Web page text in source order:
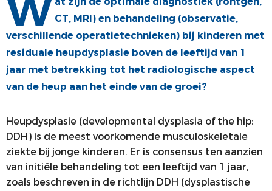
ALV
PRIJZEN EN LEZINGEN
STATUTEN EN REGLEMENTEN
VACATUREBANK
PERSCONTACT
PATIËNTENVOORLICHTING
MEDISCHE INDUSTRIE
GEDRAGSREGELS
WCT, MRI) en behandeling (observatie,
verschillende operatietechnieken) bij kinderen met
residuale heupdysplasie boven de leeftijd van 1
jaar met betrekking tot het radiologische aspect
van de heup aan het einde van de groei?
Heupdysplasie (developmental dysplasia of the hip;
DDH) is de meest voorkomende musculoskeletale
ziekte bij jonge kinderen. Er is consensus ten aanzien
van initiële behandeling tot een leeftijd van 1 jaar,
zoals beschreven in de richtlijn DDH (dysplastische